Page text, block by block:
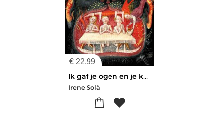
€ 22,99
Ik gaf je ogen en je keek in de duisternis
Irene Solà